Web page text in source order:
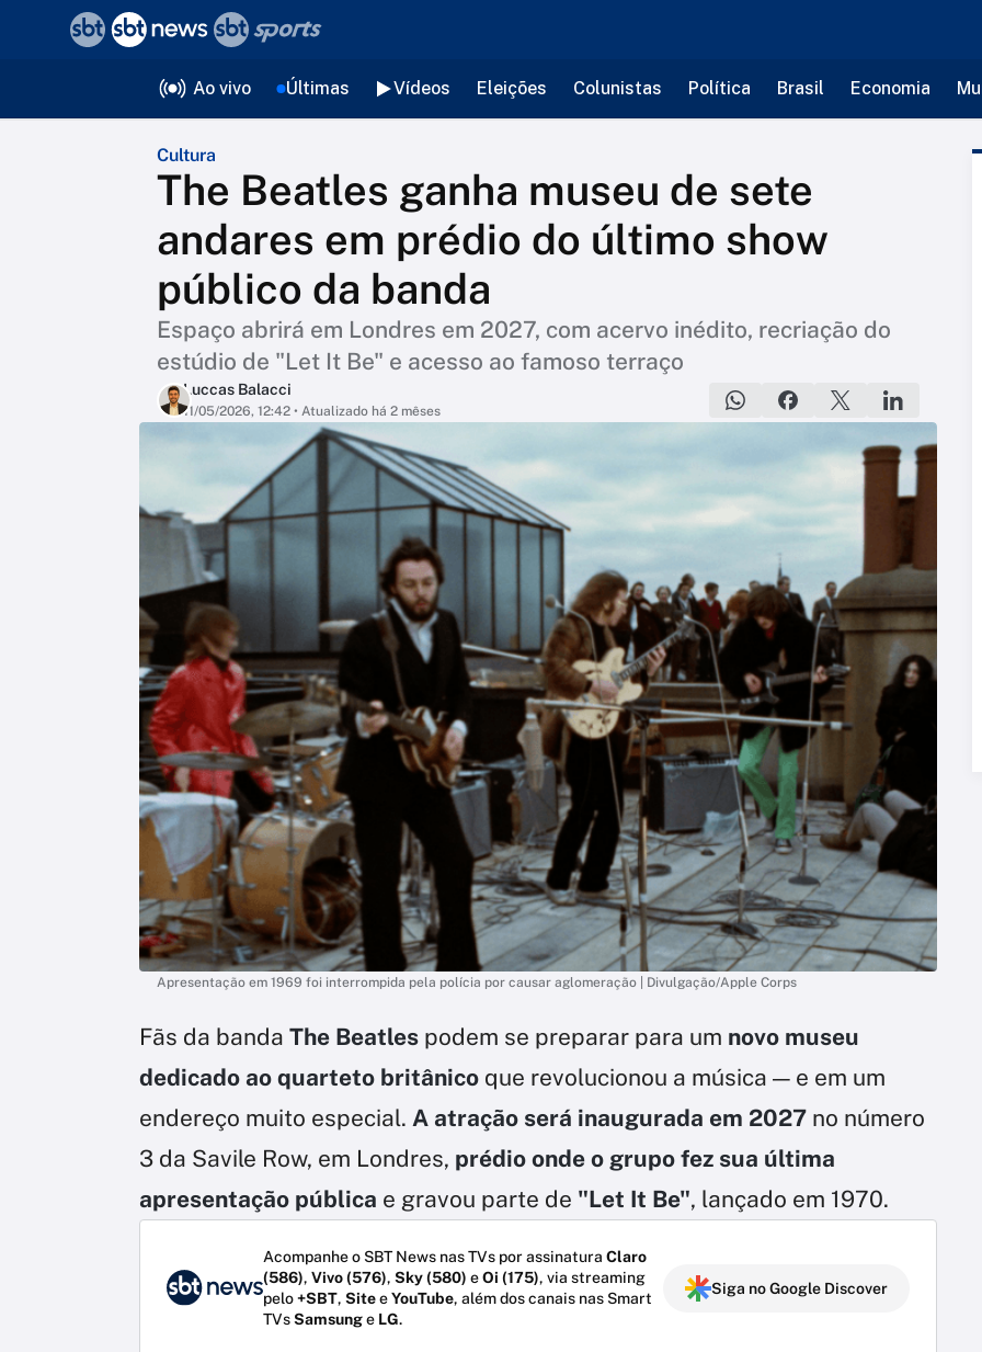
Ao vivo Últimas Vídeos Eleições Colunistas Política Brasil Economia
Cultura
The Beatles ganha museu de sete
andares em prédio do último show
público da banda
Espaço abrirá em Londres em 2027, com acervo inédito, recriação do
estúdio de "Let It Be" e acesso ao famoso terraço
Luccas Balacci
11/05/2026, 12:42 • Atualizado há 2 mêses
Apresentação em 1969 foi interrompida pela polícia por causar aglomeração | Divulgação/Apple Corps
Fãs da banda The Beatles podem se preparar para um novo museu
dedicado ao quarteto britânico que revolucionou a música — e em um
endereço muito especial. A atração será inaugurada em 2027 no número
3 da Savile Row, em Londres, prédio onde o grupo fez sua última
apresentação pública e gravou parte de "Let It Be", lançado em 1970.
Acompanhe o SBT News nas TVs por assinatura Claro
(586), Vivo (576), Sky (580) eOi (175), via streaming
pelo+SBT, SiteeYouTube, além dos canais nas Smart
TVsSamsunge LG.
Siga no Google Discover
voltar
Editorias